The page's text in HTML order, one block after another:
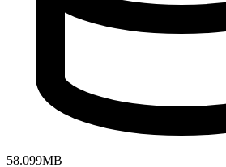
58.099MB